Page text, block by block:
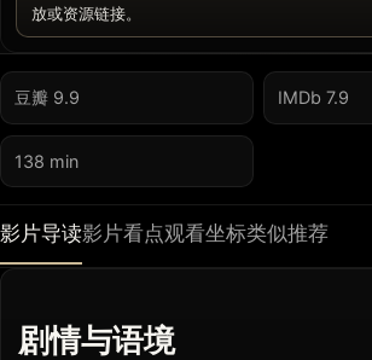
放或资源链接。
豆瓣 9.9 IMDb 7.9
138 min
影片导读影片看点观看坐标类似推荐
剧情与语境